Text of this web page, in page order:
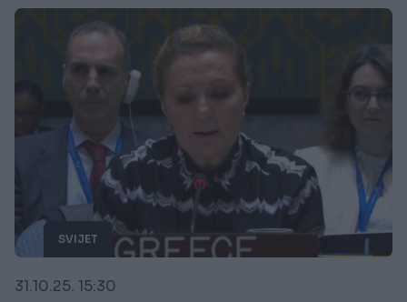
SVIJET
31.10.25. 15:30